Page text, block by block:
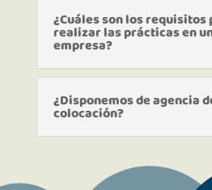
¿Cuáles son los requisitos
realizar las prácticas en
empresa?
¿Disponemos de agencia
colocación?